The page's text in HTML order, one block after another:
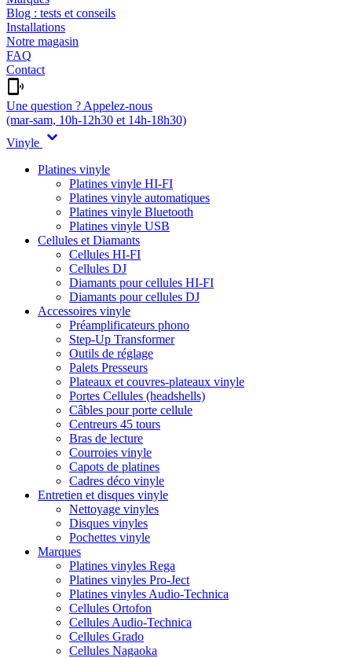
Blog : tests et conseils
Installations
Notre magasin
FAQ
Contact
Une question ? Appelez-nous
(mar-sam, 10h-12h30 et 14h-18h30)
Vinyle
Platines vinyle
Platines vinyle HI-FI
Platines vinyle automatiques
Platines vinyle Bluetooth
Platines vinyle USB
Cellules et Diamants
Cellules HI-FI
Cellules DJ
Diamants pour cellules HI-FI
Diamants pour cellules DJ
Accessoires vinyle
Préamplificateurs phono
Step-Up Transformer
Outils de réglage
Palets Presseurs
Plateaux et couvres-plateaux vinyle
Portes Cellules (headshells)
Câbles pour porte cellule
Centreurs 45 tours
Bras de lecture
Courroies vinyle
Capots de platines
Cadres déco vinyle
Entretien et disques vinyle
Nettoyage vinyles
Disques vinyles
Pochettes vinyle
Marques
Platines vinyles Rega
Platines vinyles Pro-Ject
Platines vinyles Audio-Technica
Cellules Ortofon
Cellules Audio-Technica
Cellules Grado
Cellules Nagaoka